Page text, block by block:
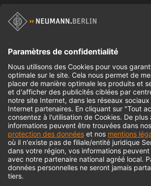
Produits historiques
© 2018 - 2026Georg Neumann GmbH
Impression